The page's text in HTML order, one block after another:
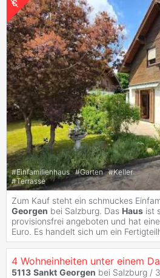
#Einfamilienhaus #Garten #Keller
#Terrasse
Zum Kauf steht ein schmuckes
Georgen bei Salzburg. Das Haus ist
provisionsfrei angeboten und hat
Euro. Es handelt sich um ein
5113 Sankt Georgen bei Salzburg /